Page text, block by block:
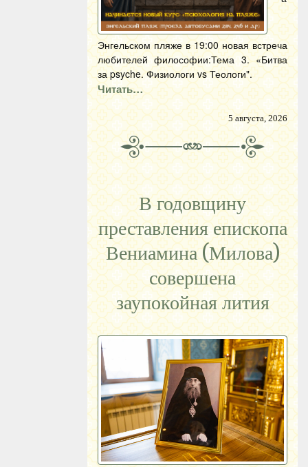
Энгельском пляже в 19:00 новая встреча
любителей философии:Тема 3. «Битва
за psyche. Физиологи vs Теологи".
Читать…
5 августа, 2026
В годовщину
преставления епископа
Вениамина (Милова)
совершена
заупокойная лития